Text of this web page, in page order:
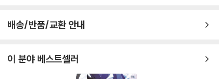
일과 육아, 그리고 사랑을 위해 고군분투 중이다.
배송/반품/교환 안내
이 분야 베스트셀러